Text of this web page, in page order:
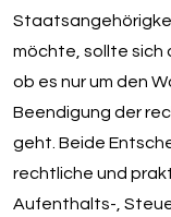
möchte, sollte sich
ob es nur um den
Beendigung der
geht. Beide
rechtliche und
Aufenthalts-,